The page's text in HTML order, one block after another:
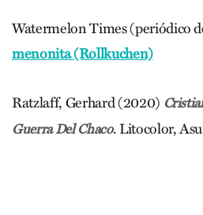
Watermelon Times (periódico
menonita (Rollkuchen)
Ratzlaff, Gerhard (2020)
Guerra Del Chaco. Litocolor,